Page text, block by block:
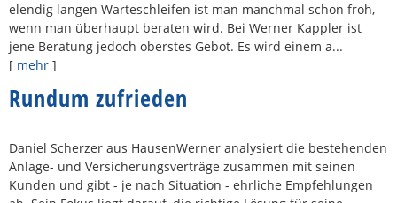
elendig langen Warteschleifen ist man manchmal schon froh,
wenn man überhaupt beraten wird. Bei Werner Kappler ist
jene Beratung jedoch oberstes Gebot. Es wird einem a...
[ mehr ]
Rundum zufrieden
Daniel Scherzer aus HausenWerner analysiert die bestehenden
Anlage- und Versicherungsverträge zusammen mit seinen
Kunden und gibt - je nach Situation - ehrliche Empfehlungen